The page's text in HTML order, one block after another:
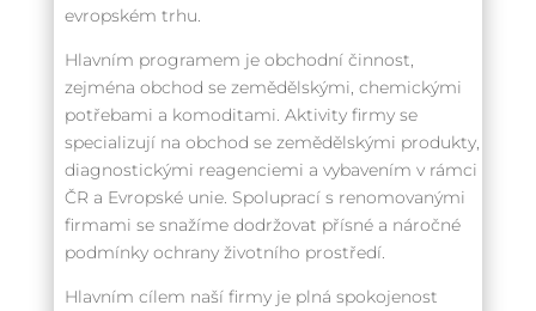
evropském trhu.
Hlavním programem je obchodní činnost,
zejména obchod se zemědělskými, chemickými
potřebami a komoditami. Aktivity firmy se
specializují na obchod se zemědělskými produkty,
diagnostickými reagenciemi a vybavením v rámci
ČR a Evropské unie. Spoluprací s renomovanými
firmami se snažíme dodržovat přísné a náročné
podmínky ochrany životního prostředí.
Hlavním cílem naší firmy je plná spokojenost